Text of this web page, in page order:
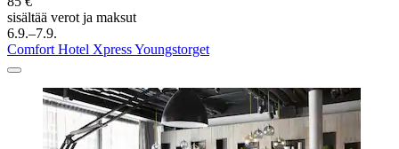
sisältää verot ja maksut
6.9.–7.9.
Comfort Hotel Xpress Youngstorget